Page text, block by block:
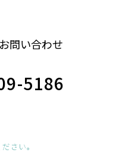
問い合わせ
5186
さい。